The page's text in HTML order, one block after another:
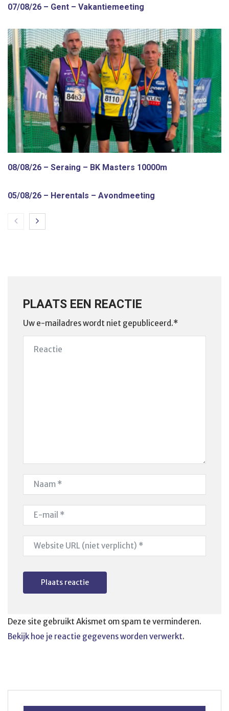
07/08/26 – Gent – Vakantiemeeting
08/08/26 – Seraing – BK Masters 10000m
05/08/26 – Herentals – Avondmeeting
PLAATS EEN REACTIE
Uw e-mailadres wordt niet gepubliceerd.*
Deze site gebruikt Akismet om spam te verminderen.
Bekijk hoe je reactie gegevens worden verwerkt.